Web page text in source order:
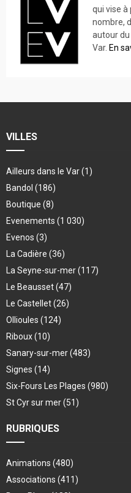
qui vise à
nombre,
autour
Var. En
VILLES
Ailleurs dans le Var(1)
Bandol (186)
Boutique (8)
Evenements (1 030)
Evenos (3)
La Cadière (36)
La Seyne-sur-mer(117)
Le Beausset(47)
Le Castellet(26)
Ollioules (124)
Riboux(10)
Sanary-sur-mer(483)
Signes (14)
Six-Fours Les Plages (980)
St Cyr sur mer(51)
RUBRIQUES
Animations (480)
Associations (411)